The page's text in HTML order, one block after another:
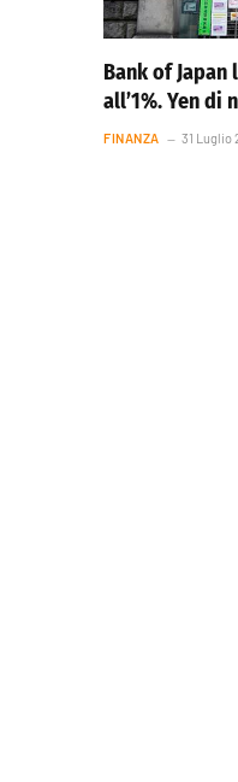
Bank of
all’1%. Yen di
FINANZA 31 Luglio